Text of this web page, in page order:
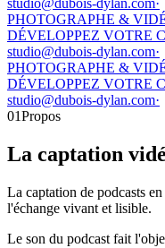
studio@dubois-dylan.com·
PHOTOGRAPHE &
DÉVELOPPEZ VOTRE
studio@dubois-dylan.com·
PHOTOGRAPHE &
DÉVELOPPEZ VOTRE
studio@dubois-dylan.com·
01Propos
La captation
La captation de podcasts
l'échange vivant et lisible.
Le son du podcast fait